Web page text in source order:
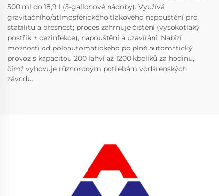
500 ml do 18,9 l (5-gallonové nádoby). Využívá
gravitačního/atlmosférického tlakového napouštění pro
stabilitu a přesnost; proces zahrnuje čištění (vysokotlaký
postřik + dezinfekce), napouštění a uzavírání. Nabízí
možnosti od poloautomatického po plně automatický
provoz s kapacitou 200 lahví až 1200 kbelíků za hodinu,
čímž vyhovuje různorodým potřebám vodárenských
závodů.